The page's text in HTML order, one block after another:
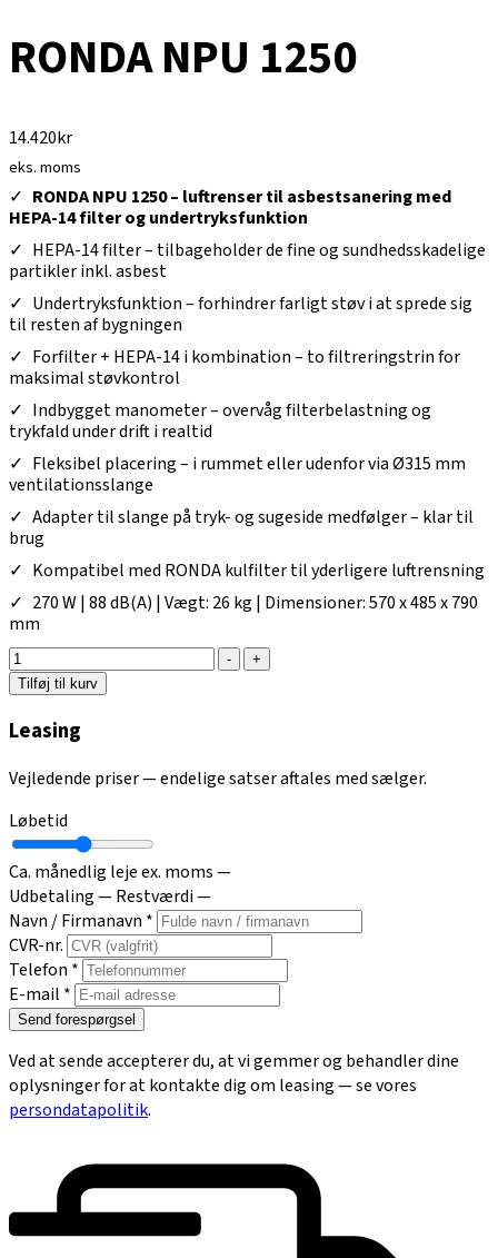
RONDA NPU 1250
14.420kr
eks. moms
RONDA NPU 1250 – luftrenser til asbestsanering med
HEPA-14 filter og undertryksfunktion
HEPA-14 filter – tilbageholder de fine og sundhedsskadelige
partikler inkl. asbest
Undertryksfunktion – forhindrer farligt støv i at sprede sig
til resten af bygningen
Forfilter + HEPA-14 i kombination – to filtreringstrin for
maksimal støvkontrol
Indbygget manometer – overvåg filterbelastning og
trykfald under drift i realtid
Fleksibel placering – i rummet eller udenfor via Ø315 mm
ventilationsslange
Adapter til slange på tryk- og sugeside medfølger – klar til
brug
Kompatibel med RONDA kulfilter til yderligere luftrensning
270 W | 88 dB(A) | Vægt: 26 kg | Dimensioner: 570 x 485 x 790
mm
-
+
Tilføj til kurv
Leasing
Vejledende priser — endelige satser aftales med sælger.
Løbetid
Ca. månedlig leje ex. moms—
Udbetaling—Restværdi—
Navn / Firmanavn *
CVR-nr.
Telefon *
E-mail *
Send forespørgsel
Ved at sende accepterer du, at vi gemmer og behandler dine
oplysninger for at kontakte dig om leasing — se vores
persondatapolitik.